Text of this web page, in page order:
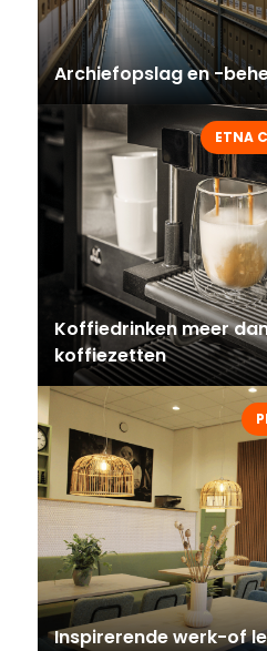
Archiefopslag en -
ETNA
Koffiedrinken meer
koffiezetten
Inspirerende werk-of